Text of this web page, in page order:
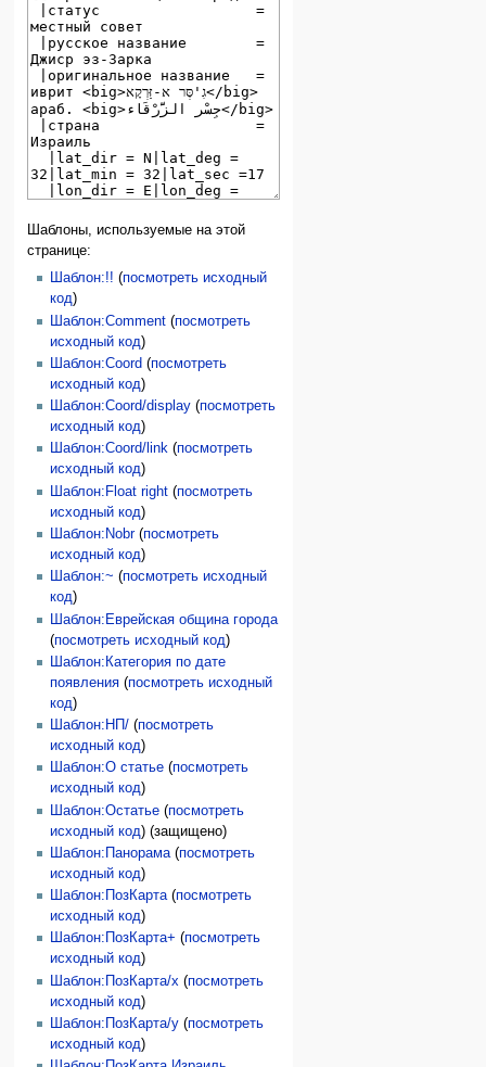
Шаблоны, используемые на этой
странице:
Шаблон:!! (посмотреть исходный
код)
Шаблон:Comment(посмотреть
исходный код)
Шаблон:Coord (посмотреть
исходный код)
Шаблон:Coord/display(посмотреть
исходный код)
Шаблон:Coord/link(посмотреть
исходный код)
Шаблон:Float right(посмотреть
исходный код)
Шаблон:Nobr(посмотреть
исходный код)
Шаблон:~ (посмотреть исходный
код)
Шаблон:Еврейская община города
(посмотреть исходный код)
Шаблон:Категория по дате
появления(посмотреть исходный
код)
Шаблон:НП/(посмотреть
исходный код)
Шаблон:О статье(посмотреть
исходный код)
Шаблон:Остатье(посмотреть
исходный код) (защищено)
Шаблон:Панорама(посмотреть
исходный код)
Шаблон:ПозКарта(посмотреть
исходный код)
Шаблон:ПозКарта+ (посмотреть
исходный код)
Шаблон:ПозКарта/x (посмотреть
исходный код)
Шаблон:ПозКарта/y(посмотреть
исходный код)